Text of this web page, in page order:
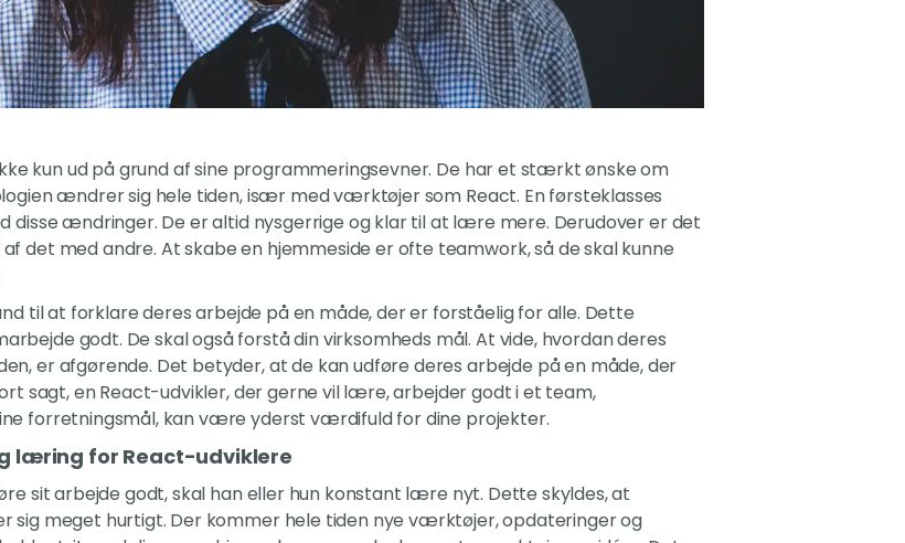
kun ud på grund af sine programmeringsevner. De har et stærkt ønske om
ændrer sig hele tiden, især med værktøjer som React. En førsteklasses
disse ændringer. De er altid nysgerrige og klar til at lære mere. Derudover er det
det med andre. At skabe en hjemmeside er ofte teamwork, så de skal kunne
til at forklare deres arbejde på en måde, der er forståelig for alle. Dette
godt. De skal også forstå din virksomheds mål. At vide, hvordan deres
er afgørende. Det betyder, at de kan udføre deres arbejde på en måde, der
sagt, en React-udvikler, der gerne vil lære, arbejder godt i et team,
forretningsmål, kan være yderst værdifuld for dine projekter.
læring for React-udviklere
sit arbejde godt, skal han eller hun konstant lære nyt. Dette skyldes, at
sig meget hurtigt. Der kommer hele tiden nye værktøjer, opdateringer og